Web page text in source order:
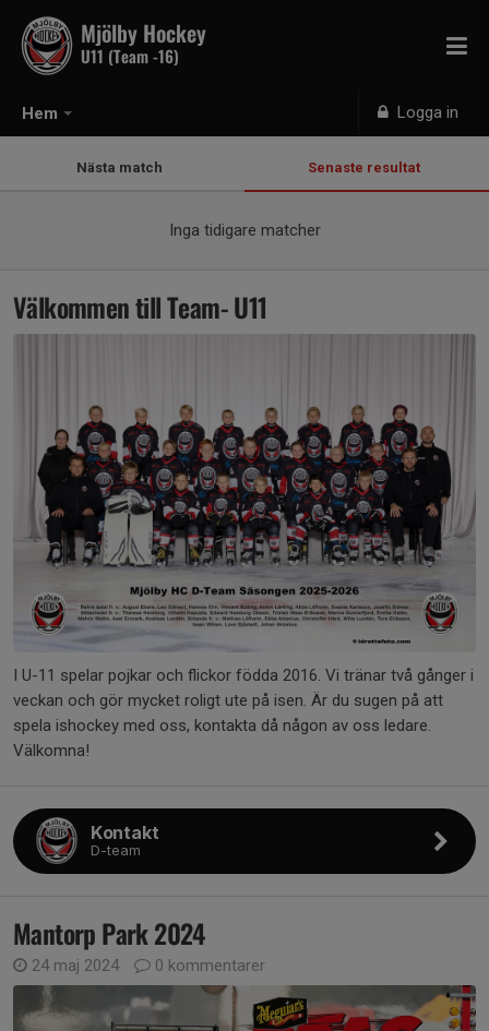
Hem Logga in
Mjölby Hockey
U11 (Team -16)
Nästa match Senaste resultat
Inga tidigare matcher
Välkommen till Team- U11
I U-11 spelar pojkar och flickor födda 2016. Vi tränar två gånger i
veckan och gör mycket roligt ute på isen. Är du sugen på att
spela ishockey med oss, kontakta då någon av oss ledare.
Välkomna!
Kontakt
D-team
Mantorp Park 2024
24 maj 2024 0 kommentarer